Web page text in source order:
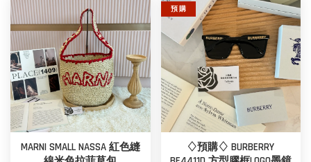
MARNI SMALL NASSA 紅色縫
預 購
♢預購♢ BURBERRY